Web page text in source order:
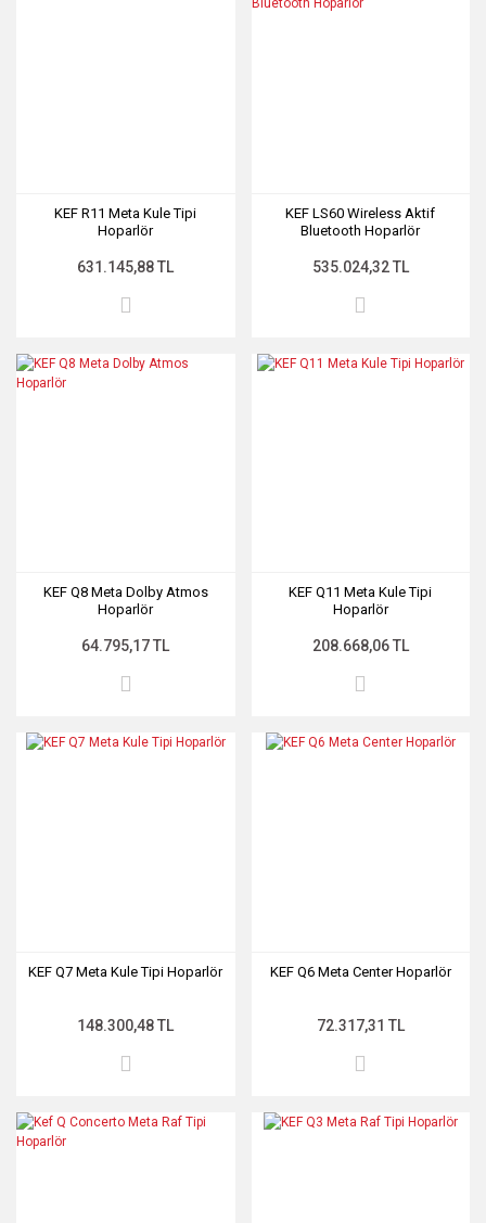
KEF R11 Meta Kule Tipi
Hoparlör
631.145,88 TL
KEF LS60 Wireless Aktif
Bluetooth Hoparlör
535.024,32 TL
KEF Q8 Meta Dolby Atmos
Hoparlör
64.795,17 TL
KEF Q11 Meta Kule Tipi
Hoparlör
208.668,06 TL
KEF Q7 Meta Kule Tipi Hoparlör
148.300,48 TL
KEF Q6 Meta Center Hoparlör
72.317,31 TL